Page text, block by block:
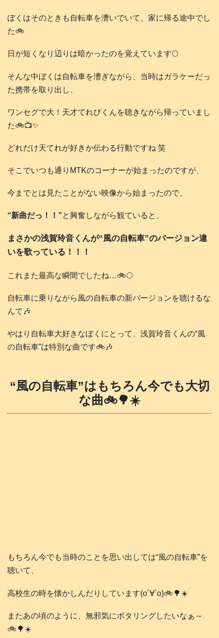
ぼくはそのときも自転車を漕いでいて、家に帰る途中でし
た🚲️
日が短くなり辺りは暗かったのを覚えています🌕️
そんな中ぼくは自転車を漕ぎながら、当時はガラケーだっ
た携帯を取り出し、
ワンセグで大！天才てれびくんを聴きながら帰っていまし
た🚲️📺️✨
どれだけ天てれが好きか伝わる行動ですね 笑
そこでいつも通りMTKのコーナーが始まったのですが、
今までとは見たことがない映像から始まったので、
“新曲だっ！！”と興奮しながら観ていると、
まさかの浅賀玲音くんが“風の自転車”のバージョン違
いを歌っている！！！
これまた最高な瞬間でしたね…🚲️🌕️
自転車に乗りながら風の自転車の新バージョンを聴けるな
んて🎶
やはり自転車大好きなぼくにとって、浅賀玲音くんの“風
の自転車”は特別な曲です🚲️🎶
“風の自転車”はもちろん今でも大切
な曲🚲️🌳☀️
もちろん今でも当時のことを思い出しては“風の自転車”を
聴いて、
高校生の時を懐かしんだりしています(о´∀`о)🚲️🌳☀️
またあの頃のように、無邪気にポタリングしたいなぁ～
🚲️🌳☀️